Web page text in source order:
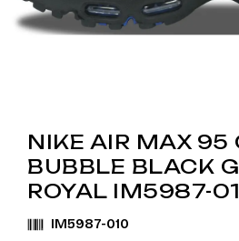
NIKE AIR MAX 95
BUBBLE BLACK
ROYAL IM5987-
IM5987-010